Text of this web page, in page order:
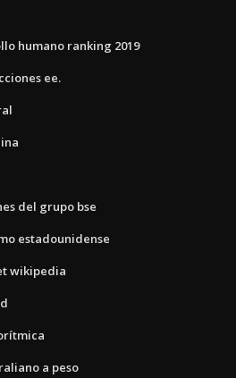
humano ranking 2019
ee.
del grupo bse
estadounidense
wikipedia
a peso